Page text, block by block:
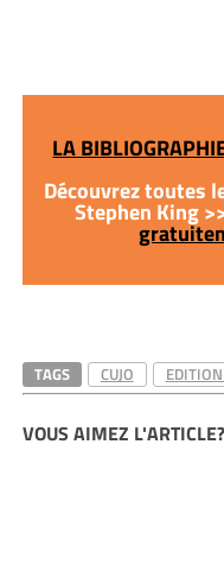
LA
Découvrez toutes
Stephen King
TAGS CUJO
VOUS AIMEZ